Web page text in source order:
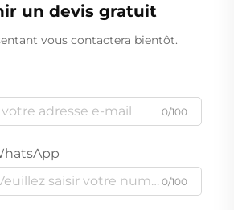
un devis gratuit
vous contactera bientôt.
0/100
0/100